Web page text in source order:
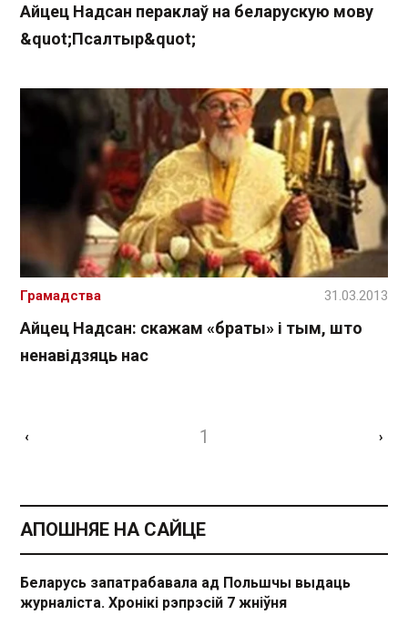
Айцец Надсан пераклаў на беларускую мову
&quot;Псалтыр&quot;
Айцец Надсан: cкажам «браты» і тым, што
ненавідзяць нас
Грамадства 31.03.2013
‹ 1 ›
АПОШНЯЕ НА САЙЦЕ
Беларусь запатрабавала ад Польшчы выдаць
журналіста. Хронікі рэпрэсій 7 жніўня